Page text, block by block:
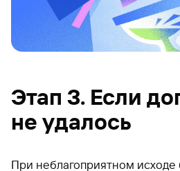
Этап 3. Если
не удалось
При неблагоприятном